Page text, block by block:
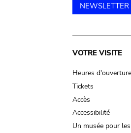
NEWSLETTER
Main
VOTRE VISITE
Heures d'ouverture
Tickets
Accès
Accessibilité
Un musée pour